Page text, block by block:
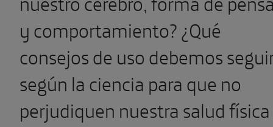
y comportamiento? ¿Qué
consejos de uso debemos
según la ciencia para que no
perjudiquen nuestra salud física